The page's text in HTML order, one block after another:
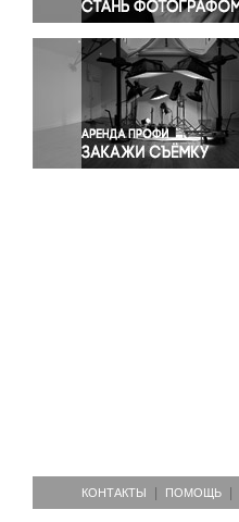
Религия
Светская жизнь
Спорт
Экология
Экономика и бизнес
КОНТАКТЫ ПОМОЩЬ